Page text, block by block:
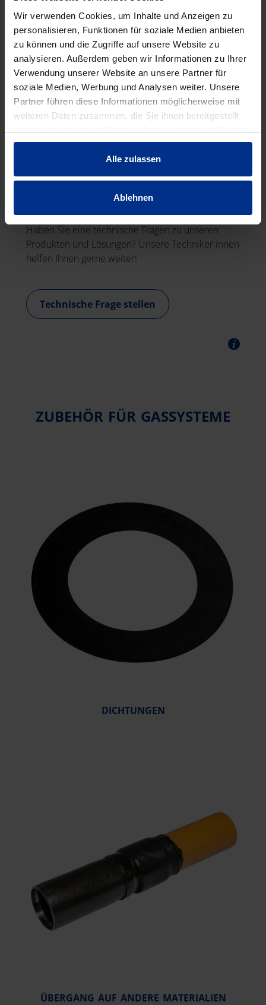
Wir verwenden Cookies, um Inhalte und Anzeigen zu
personalisieren, Funktionen für soziale Medien anbieten
zu können und die Zugriffe auf unsere Website zu
analysieren. Außerdem geben wir Informationen zu Ihrer
Verwendung unserer Website an unsere Partner für
soziale Medien, Werbung und Analysen weiter. Unsere
Partner führen diese Informationen möglicherweise mit
weiteren Daten zusammen, die Sie ihnen bereitgestellt
gesammelt haben.
Alle zulassen
Ablehnen
TECHNISCHE ANFRAGE
Haben Sie eine technische Fragen zu unseren
Produkten und Lösungen? Unsere Techniker:innen
helfen Ihnen gerne weiter!
Technische Frage stellen
ZUBEHÖR FÜR GASSYSTEME
DICHTUNGEN
ÜBERGANG AUF ANDERE MATERIALIEN